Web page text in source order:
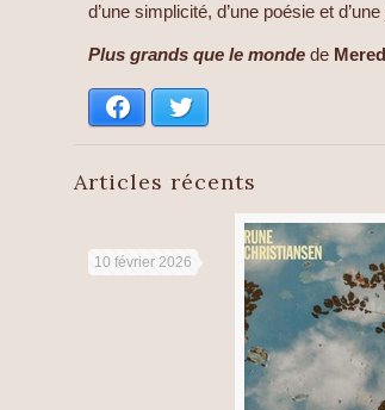
d’une simplicité, d’une poésie et
Plus grands que le monde de
Facebook
Articles récents
10 février 2026